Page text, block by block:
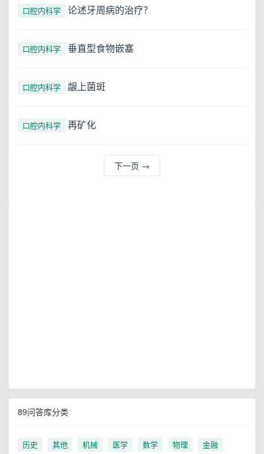
口腔内科学 论述牙周病的治疗？
口腔内科学 垂直型食物嵌塞
口腔内科学 龈上菌斑
口腔内科学 再矿化
下一页 →
89问答库分类
历史 其他 机械 医学 数学 物理
金融